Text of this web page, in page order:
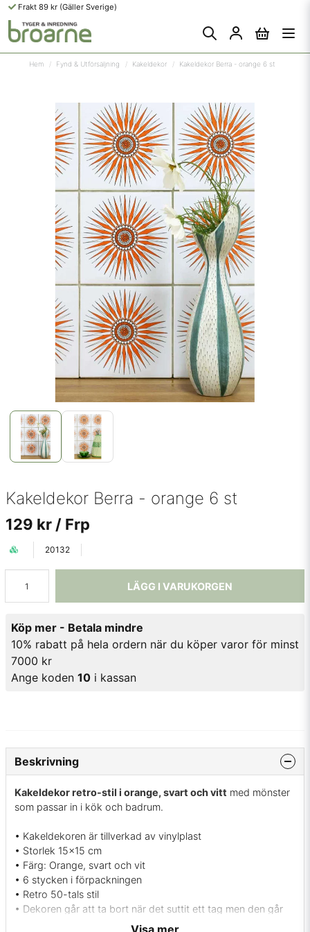
Frakt 89 kr (Gäller Sverige)
Hem Fynd & Utförsäljning Kakeldekor Kakeldekor Berra - orange 6 st
Kakeldekor Berra - orange 6 st
129 kr / Frp
20132
LÄGG I VARUKORGEN
Köp mer - Betala mindre
10% rabatt på hela ordern när du köper varor för minst
7000 kr
Ange koden 10 i kassan
Beskrivning
Kakeldekor retro-stil i orange, svart och vitt med mönster
som passar in i kök och badrum.
• Kakeldekoren är tillverkad av vinylplast
• Storlek 15x15 cm
• Färg: Orange, svart och vit
• 6 stycken i förpackningen
• Retro 50-tals stil
• Dekoren går att ta bort när det suttit ett tag men den går
Visa mer